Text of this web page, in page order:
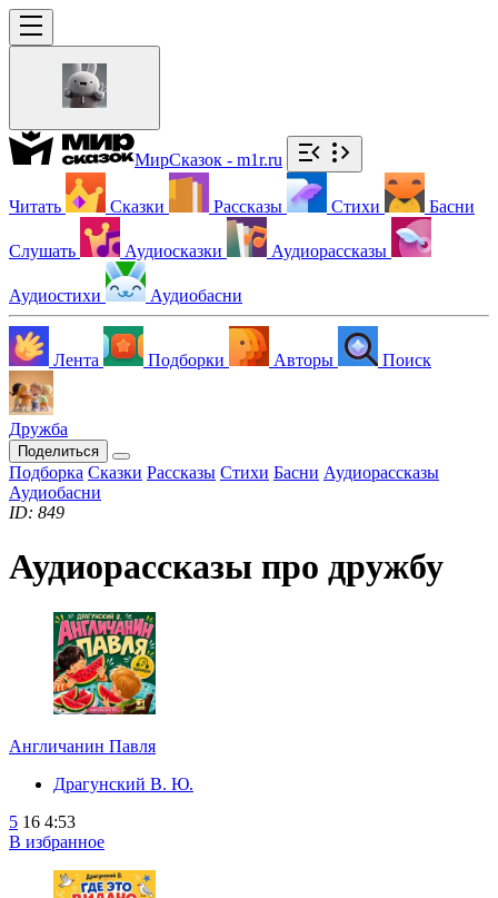
МирСказок - m1r.ru
Читать Сказки Рассказы Стихи Басни
Слушать Аудиосказки Аудиорассказы
Аудиостихи Аудиобасни
Лента Подборки Авторы Поиск
Дружба
Поделиться
Подборка Сказки Рассказы Стихи Басни Аудиорассказы
Аудиобасни
ID: 849
Аудиорассказы про дружбу
Англичанин Павля
Драгунский В. Ю.
5 16 4:53
В избранное